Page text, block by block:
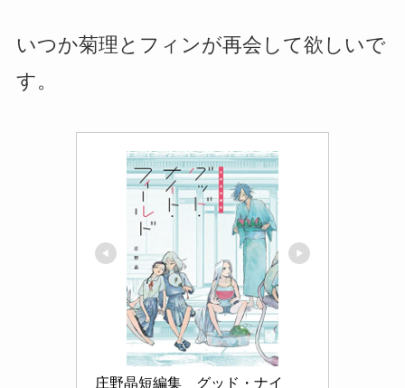
いつか菊理とフィンが再会して欲しいで
す。
庄野晶短編集　グッド・ナイ